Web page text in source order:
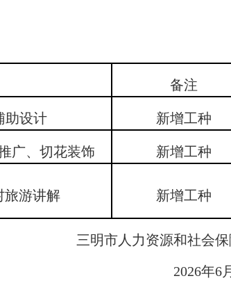
备注
助设计 新增工种
广、切花装饰 新增工种
旅游讲解 新增工种
三明市人力资源和社会保
2026年6